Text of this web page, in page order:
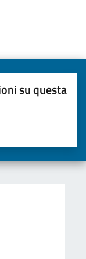
su questa